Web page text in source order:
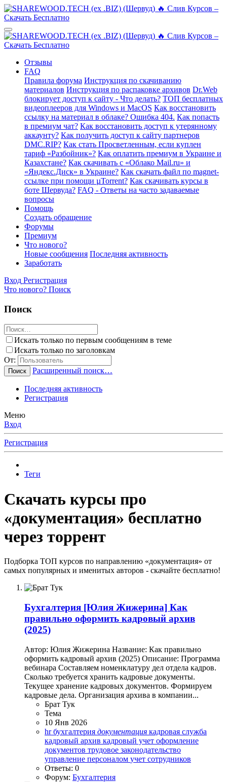
Отзывы
FAQ
Правила форума Инструкция по скачиванию
материалов Инструкция по распаковке архивов Dr.Web
блокирует доступ к сайту - Что делать? ТОП бесплатных
видеоплееров для Windows и MacOS Как восстановить
ссылку на материал в облаке? Ошибка 404. Как попасть
в премиум чат? Как восстановить доступ к утерянному
аккаунту? Как получить доступ к сайту партнеров
DMC.RIP? Как стать Просветленным, если куплен
тариф «Разбойник»? Как оплатить премиум в Украине и
Казахстане? Как скачивать с «Облако Mail.ru» и
«Яндекс.Диск» в Украине? Как скачать файл по magnet-
ссылке при помощи µTorrent? Как скачивать курсы в
боте Шервуда? FAQ - Ответы на часто задаваемые
вопросы
Помощь
Создать обращение
Форумы
Премиум
Что нового?
Новые сообщения Последняя активность
Заработать
Вход Регистрация
Что нового? Поиск
Поиск
Искать только по первым сообщениям в теме
Искать только по заголовкам
От:
Поиск Расширенный поиск…
Последняя активность
Регистрация
Меню
Вход
Регистрация
Теги
Скачать курсы про
«документация» бесплатно
через торрент
Подборка ТОП курсов по направлению «документация» от
самых популярных и именитых авторов - скачайте бесплатно!
Бухгалтерия [Юлия Жижерина] Как
правильно оформить кадровый архив
(2025)
Автор: Юлия Жижерина Название: Как правильно
оформить кадровый архив (2025) Описание: Программа
вебинара Составляем номенклатуру дел отдела кадров.
Сколько требуется хранить кадровые документы.
Текущее хранение кадровых документов. Формируем
кадровые дела. Организация архива в компании...
Брат Тук
Тема
10 Янв 2026
hrбухгалтерия документация кадровая служба
кадровый архив кадровый учет оформление
документов трудовое законодательство
управление персоналом учет сотрудников
Ответы: 0
Форум: Бухгалтерия